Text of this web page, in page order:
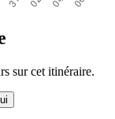
sur cet itinéraire.